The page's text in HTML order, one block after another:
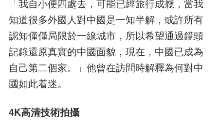
「我自小便四處去，可能已經旅行成癮，當我
知道很多外國人對中國是一知半解，或許所有
認知僅僅局限於一線城市，所以希望通過鏡頭
記錄還原真實的中國面貌，現在，中國已成為
自己第二個家。」他曾在訪問時解釋為何對中
國如此着迷。
4K高清技術拍攝